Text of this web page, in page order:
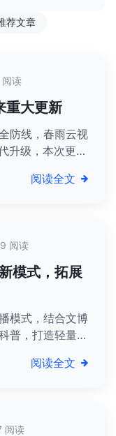
荐文章
阅读
重大更新
防线，春雨云视
升级，本次更新
逻辑的全方位重
阅读全文
阅读
模式，拓展
模式，结合文博
普，打造轻量化
阅读全文
阅读